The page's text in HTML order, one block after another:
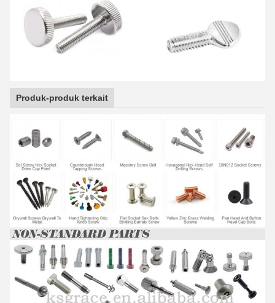
Produk-produk terkait